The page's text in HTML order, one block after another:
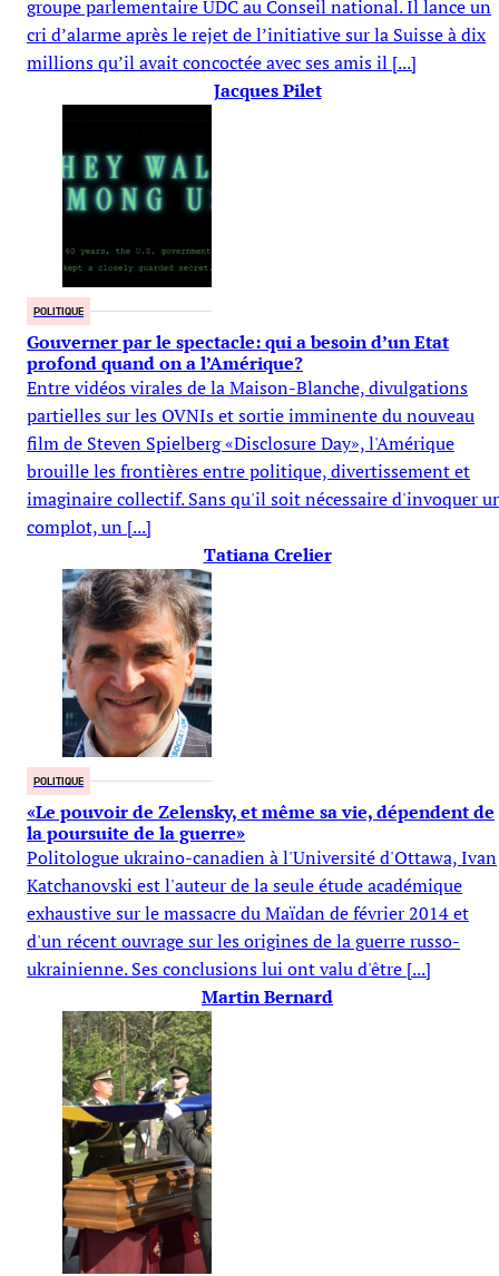
groupe parlementaire UDC au Conseil national. Il lance un
cri d’alarme après le rejet de l’initiative sur la Suisse à dix
millions qu’il avait concoctée avec ses amis il [...]
Jacques Pilet
POLITIQUE
Gouverner par le spectacle: qui a besoin d’un Etat
profond quand on a l’Amérique?
Entre vidéos virales de la Maison-Blanche, divulgations
partielles sur les OVNIs et sortie imminente du nouveau
film de Steven Spielberg «Disclosure Day», l'Amérique
brouille les frontières entre politique, divertissement et
imaginaire collectif. Sans qu'il soit nécessaire d'invoquer
complot, un [...]
Tatiana Crelier
POLITIQUE
«Le pouvoir de Zelensky, et même sa vie, dépendent de
la poursuite de la guerre»
Politologue ukraino-canadien à l'Université d'Ottawa, Ivan
Katchanovski est l'auteur de la seule étude académique
exhaustive sur le massacre du Maïdan de février 2014 et
d'un récent ouvrage sur les origines de la guerre russo-
ukrainienne. Ses conclusions lui ont valu d'être [...]
Martin Bernard